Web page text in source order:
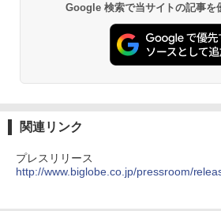
Google 検索で当サイトの記事を
関連リンク
プレスリリース
http://www.biglobe.co.jp/pressroom/